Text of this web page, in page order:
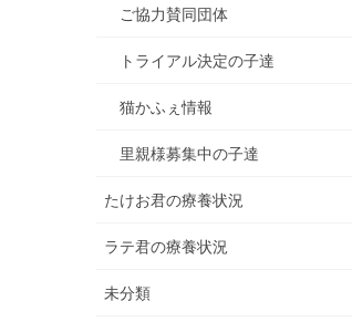
ご協力賛同団体
トライアル決定の子達
猫かふぇ情報
里親様募集中の子達
たけお君の療養状況
ラテ君の療養状況
未分類